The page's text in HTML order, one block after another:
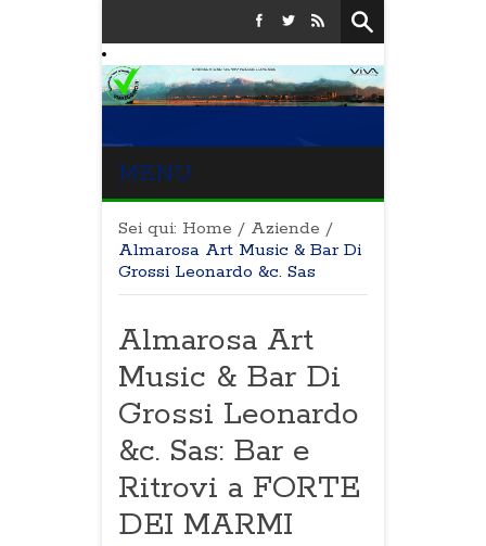
MENU
Sei qui: Home / Aziende /
Almarosa Art Music & Bar Di
Grossi Leonardo &c. Sas
Almarosa Art
Music & Bar Di
Grossi Leonardo
&c. Sas: Bar e
Ritrovi a FORTE
DEI MARMI